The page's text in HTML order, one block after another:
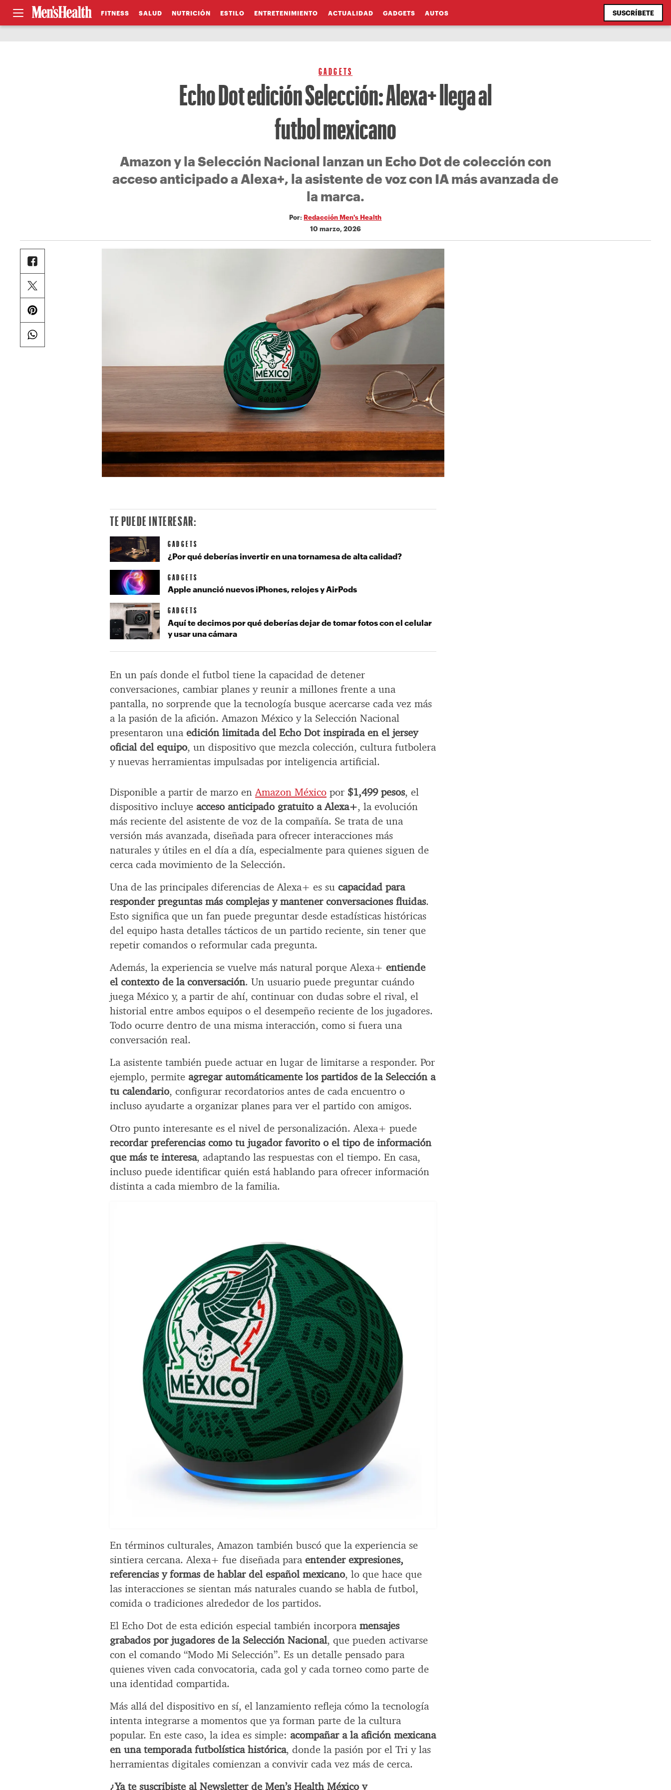
FITNESS SALUD NUTRICIÓN ESTILO ENTRETENIMIENTO ACTUALIDAD GADGETS AUTOS SUSCRÍBETE
GADGETS
Echo Dot edición Selección: Alexa+ llega al
futbol mexicano
Amazon y la Selección Nacional lanzan un Echo Dot de colección con
acceso anticipado a Alexa+, la asistente de voz con IA más avanzada de
la marca.
Por:Redacción Men's Health
10 marzo, 2026
En un país donde el futbol tiene la capacidad de detener
conversaciones, cambiar planes y reunir a millones frente a una
pantalla, no sorprende que la tecnología busque acercarse cada vez más
a la pasión de la afición. Amazon México y la Selección Nacional
presentaron unaedición limitada del Echo Dot inspirada en el jersey
oficial del equipo, un dispositivo que mezcla colección, cultura futbolera
y nuevas herramientas impulsadas por inteligencia artificial.
Disponible a partir de marzo enAmazon México por $1,499 pesos, el
dispositivo incluye acceso anticipado gratuito a Alexa+, la evolución
más reciente del asistente de voz de la compañía. Se trata de una
versión más avanzada, diseñada para ofrecer interacciones más
naturales y útiles en el día a día, especialmente para quienes siguen de
cerca cada movimiento de la Selección.
Una de las principales diferencias de Alexa+ es sucapacidad para
responder preguntas más complejas y mantener conversaciones fluidas.
Esto significa que un fan puede preguntar desde estadísticas históricas
del equipo hasta detalles tácticos de un partido reciente, sin tener que
repetir comandos o reformular cada pregunta.
Además, la experiencia se vuelve más natural porque Alexa+entiende
el contexto de la conversación. Un usuario puede preguntar cuándo
juega México y, a partir de ahí, continuar con dudas sobre el rival, el
historial entre ambos equipos o el desempeño reciente de los jugadores.
Todo ocurre dentro de una misma interacción, como si fuera una
conversación real.
La asistente también puede actuar en lugar de limitarse a responder. Por
ejemplo, permite agregar automáticamente los partidos de la Selección a
tu calendario, configurar recordatorios antes de cada encuentro o
incluso ayudarte a organizar planes para ver el partido con amigos.
Otro punto interesante es el nivel de personalización. Alexa+ puede
recordar preferencias como tu jugador favorito o el tipo de información
que más te interesa, adaptando las respuestas con el tiempo. En casa,
incluso puede identificar quién está hablando para ofrecer información
distinta a cada miembro de la familia.
En términos culturales, Amazon también buscó que la experiencia se
sintiera cercana. Alexa+ fue diseñada paraentender expresiones,
referencias y formas de hablar del español mexicano, lo que hace que
las interacciones se sientan más naturales cuando se habla de futbol,
comida o tradiciones alrededor de los partidos.
El Echo Dot de esta edición especial también incorporamensajes
grabados por jugadores de la Selección Nacional, que pueden activarse
con el comando “Modo Mi Selección”. Es un detalle pensado para
quienes viven cada convocatoria, cada gol y cada torneo como parte de
una identidad compartida.
Más allá del dispositivo en sí, el lanzamiento refleja cómo la tecnología
intenta integrarse a momentos que ya forman parte de la cultura
popular. En este caso, la idea es simple: acompañar a la afición mexicana
en una temporada futbolística histórica, donde la pasión por el Tri y las
herramientas digitales comienzan a convivir cada vez más de cerca.
¿Ya te suscribiste al Newsletter de Men’s Health México y
TE PUEDE INTERESAR:
GADGETS
¿Por qué deberías invertir en una tornamesa de alta calidad?
GADGETS
Apple anunció nuevos iPhones, relojes y AirPods
GADGETS
Aquí te decimos por qué deberías dejar de tomar fotos con el celular
y usar una cámara